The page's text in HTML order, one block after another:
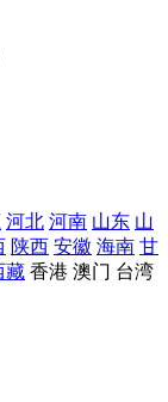
河北 河南 山东 山
陕西 安徽 海南 甘
藏 香港 澳门 台湾